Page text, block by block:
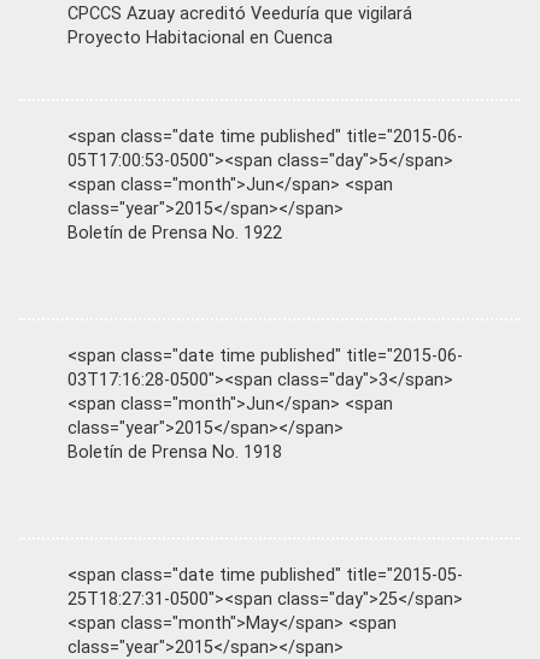
CPCCS Azuay acreditó Veeduría que vigilará
Proyecto Habitacional en Cuenca
<span class="date time published" title="2015-06-
05T17:00:53-0500"><span class="day">5</span>
<span class="month">Jun</span> <span
class="year">2015</span></span>
Boletín de Prensa No. 1922
<span class="date time published" title="2015-06-
03T17:16:28-0500"><span class="day">3</span>
<span class="month">Jun</span> <span
class="year">2015</span></span>
Boletín de Prensa No. 1918
<span class="date time published" title="2015-05-
25T18:27:31-0500"><span class="day">25</span>
<span class="month">May</span> <span
class="year">2015</span></span>